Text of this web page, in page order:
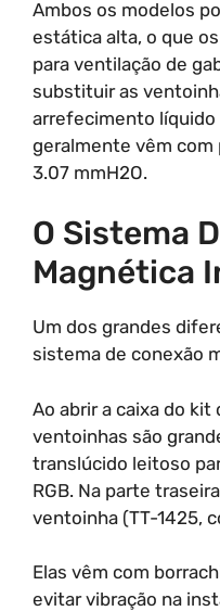
Ambos os modelos
estática alta, o que
para ventilação de
substituir as
arrefecimento
geralmente vêm
3.07 mmH2O.
O Sistema
Magnética
Um dos grandes
sistema de conexão
Ao abrir a caixa do kit
ventoinhas são
translúcido leitoso
RGB. Na parte
ventoinha (TT-1425,
Elas vêm com
evitar vibração na